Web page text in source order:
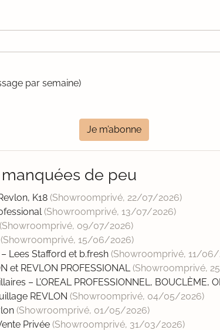
par semaine)
Je m’abonne
de peu
K18 (Showroomprivé, 22/07/2026)
(Showroomprivé, 13/07/2026)
(Showroomprivé, 09/07/2026)
(Showroomprivé, 15/06/2026)
Lees Stafford et b.fresh (Showroomprivé, 11/06/
et REVLON PROFESSIONAL(Showroomprivé,
– L’OREAL PROFESSIONNEL, BOUCLÈME,
REVLON (Showroomprivé, 04/05/2026)
(Showroomprivé, 01/05/2026)
Privée (Showroomprivé, 31/03/2026)